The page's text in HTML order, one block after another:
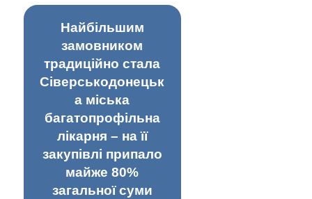
Найбільшим
замовником
традиційно стала
Сіверськодонецьк
а міська
багатопрофільна
лікарня – на її
закупівлі припало
майже 80%
загальної суми